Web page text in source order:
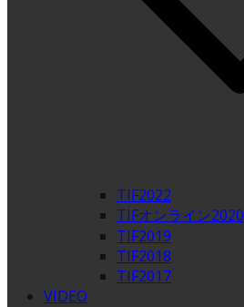
TIF2022
TIFオンライン2020
TIF2019
TIF2018
TIF2017
VIDEO